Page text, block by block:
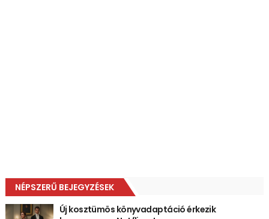
NÉPSZERŰ BEJEGYZÉSEK
Új kosztümös könyvadaptáció érkezik